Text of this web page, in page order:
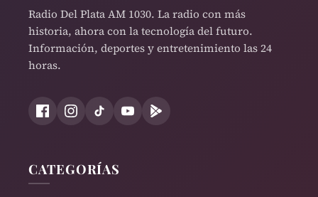
Radio Del Plata AM 1030. La radio con más
historia, ahora con la tecnología del futuro.
Información, deportes y entretenimiento las 24
horas.
CATEGORÍAS